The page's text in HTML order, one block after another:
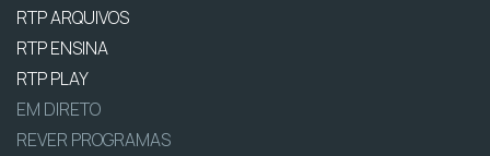
RTP ARQUIVOS
RTP ENSINA
RTP PLAY
EM DIRETO
REVER PROGRAMAS